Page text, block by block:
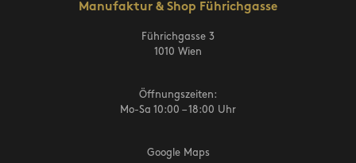
Manufaktur & Shop Führichgasse
Führichgasse 3
1010 Wien
Öffnungszeiten:
Mo-Sa 10:00 – 18:00 Uhr
Google Maps